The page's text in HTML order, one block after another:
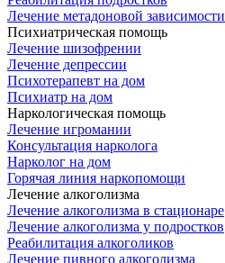
Лечение метадоновой зависимости
Психиатрическая помощь
Лечение шизофрении
Лечение депрессии
Психотерапевт на дом
Психиатр на дом
Наркологическая помощь
Лечение игромании
Консультация нарколога
Нарколог на дом
Горячая линия наркопомощи
Лечение алкоголизма
Лечение алкоголизма в стационаре
Лечение алкоголизма у подростков
Реабилитация алкоголиков
Лечение пивного алкоголизма